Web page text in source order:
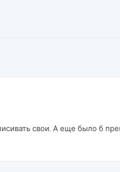
свои. А еще было б